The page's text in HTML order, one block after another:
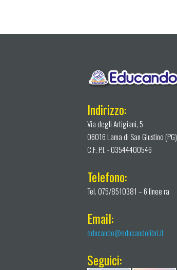
Indirizzo:
Via degli Artigiani, 5
06016 Lama di San Giustino (PG)
C.F. P.I. - 03544400546
Telefono:
Tel. 075/8510381 – 6 linee ra
Email:
educando@educandolibri.it
Seguici: